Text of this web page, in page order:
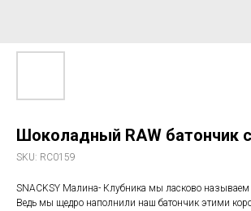
Шоколадный RAW батончик
SKU: RC0159
SNACKSY Малина- Клубника мы ласково называем
Ведь мы щедро наполнили наш батончик этими